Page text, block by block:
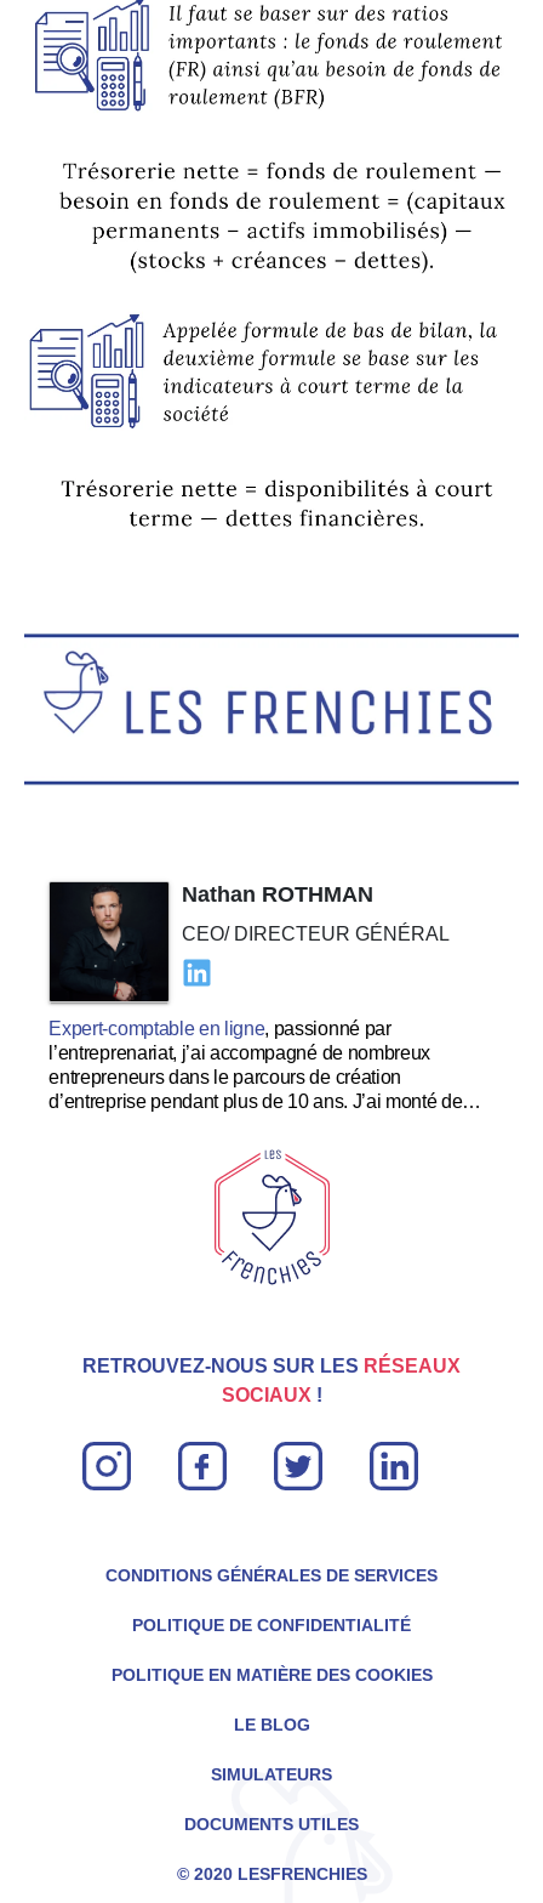
Nathan ROTHMAN
CEO/ DIRECTEUR GÉNÉRAL
Expert-comptable en ligne, passionné par
l’entreprenariat, j’ai accompagné de nombreux
entrepreneurs dans le parcours de création
d’entreprise pendant plus de 10 ans. J’ai monté de
concentrer dans le développement et l’expérience
utilisateur au sein des Tricolores.
RETROUVEZ-NOUS SUR LES RÉSEAUX
SOCIAUX !
instagram facebook twitter linkin
CONDITIONS GÉNÉRALES DE SERVICES
POLITIQUE DE CONFIDENTIALITÉ
POLITIQUE EN MATIÈRE DES COOKIES
LE BLOG
SIMULATEURS
DOCUMENTS UTILES
© 2020 LESFRENCHIES